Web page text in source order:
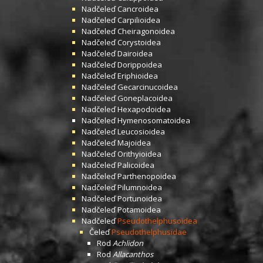
NadčeleďCancroidea
NadčeleďCarpilioidea
NadčeleďCheiragonoidea
NadčeleďCorystoidea
NadčeleďDairoidea
NadčeleďDorippoidea
NadčeleďEriphioidea
NadčeleďGecarcinucoidea
NadčeleďGoneplacoidea
NadčeleďHexapodoidea
NadčeleďHymenosomatoidea
NadčeleďLeucosioidea
NadčeleďMajoidea
NadčeleďOrithyioidea
NadčeleďPalicoidea
NadčeleďParthenopoidea
NadčeleďPilumnoidea
NadčeleďPortunoidea
NadčeleďPotamoidea
NadčeleďPseudothelphusoidea
ČeleďPseudothelphusidae
Rod Achlidon
RodAllacanthos